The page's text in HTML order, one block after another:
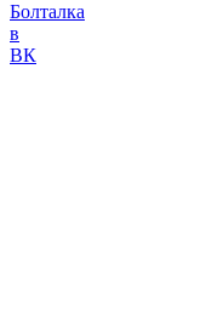
Болталка
в
ВК